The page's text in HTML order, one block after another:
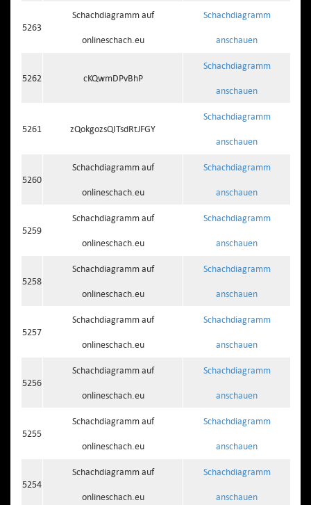
5263
Schachdiagramm auf
onlineschach.eu
Schachdiagramm
anschauen
5262 cKQwmDPvBhP
Schachdiagramm
anschauen
5261 zQokgozsQITsdRtJFGY
Schachdiagramm
anschauen
5260
Schachdiagramm auf
onlineschach.eu
Schachdiagramm
anschauen
5259
Schachdiagramm auf
onlineschach.eu
Schachdiagramm
anschauen
5258
Schachdiagramm auf
onlineschach.eu
Schachdiagramm
anschauen
5257
Schachdiagramm auf
onlineschach.eu
Schachdiagramm
anschauen
5256
Schachdiagramm auf
onlineschach.eu
Schachdiagramm
anschauen
5255
Schachdiagramm auf
onlineschach.eu
Schachdiagramm
anschauen
5254
Schachdiagramm auf
onlineschach.eu
Schachdiagramm
anschauen